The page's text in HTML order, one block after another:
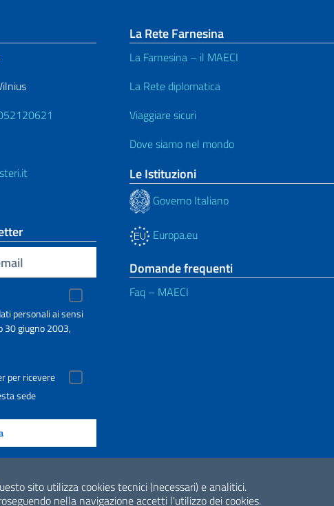
sito utilizza cookies tecnici (necessari) e analitici.
nella navigazione accetti l'utilizzo dei cookies.
personali ai sensi
30 giugno 2003,
per ricevere
sede
La Rete Farnesina
La Farnesina – il MAECI
La Rete diplomatica
Viaggiare sicuri
Dove siamo nel mondo
Le Istituzioni
Governo Italiano
Europa.eu
Domande frequenti
Faq – MAECI
Dichiarazione di accessibilità